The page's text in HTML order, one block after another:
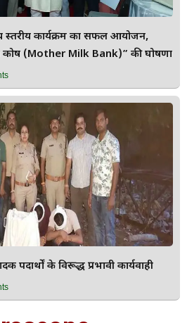
स्तरीय कार्यक्रम का सफल आयोजन,
कोष (Mother Milk Bank)” की घोषणा
पदार्थों के विरूद्ध प्रभावी कार्यवाही